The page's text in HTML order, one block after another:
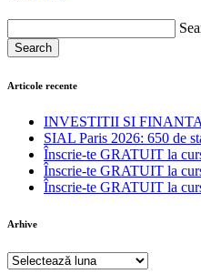
Search
Articole recente
INVESTITII SI
SIAL Paris 2026: 650 de
Înscrie-te GRATUIT la
Înscrie-te GRATUIT la
Înscrie-te GRATUIT la
Arhive
Arhive